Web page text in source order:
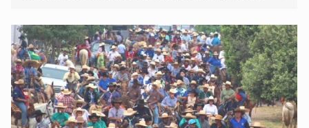
Pedro Geovar (PP) e a vice-prefeita Magna dos Anjos
(NOVO)